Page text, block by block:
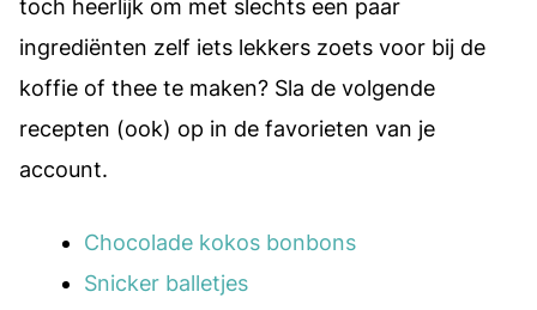
toch heerlijk om met slechts een paar
ingrediënten zelf iets lekkers zoets voor bij de
koffie of thee te maken? Sla de volgende
recepten (ook) op in de favorieten van je
account.
Chocolade kokos bonbons
Snicker balletjes